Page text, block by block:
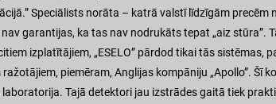
Speciālists norāta – katrā valstī līdzīgām
garantijas, ka tas nav nodrukāts tepat „aiz stūra”.
izplatītājiem, „ESELO” pārdod tikai tās sistēmas,
piemēram, Anglijas kompāniju „Apollo”. Šī
Tajā detektori jau izstrādes gaitā tiek